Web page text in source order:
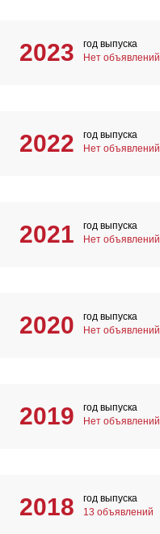
2023
год выпуска
Нет объявлений
2022
год выпуска
Нет объявлений
2021
год выпуска
Нет объявлений
2020
год выпуска
Нет объявлений
2019
год выпуска
Нет объявлений
2018
год выпуска
13 объявлений